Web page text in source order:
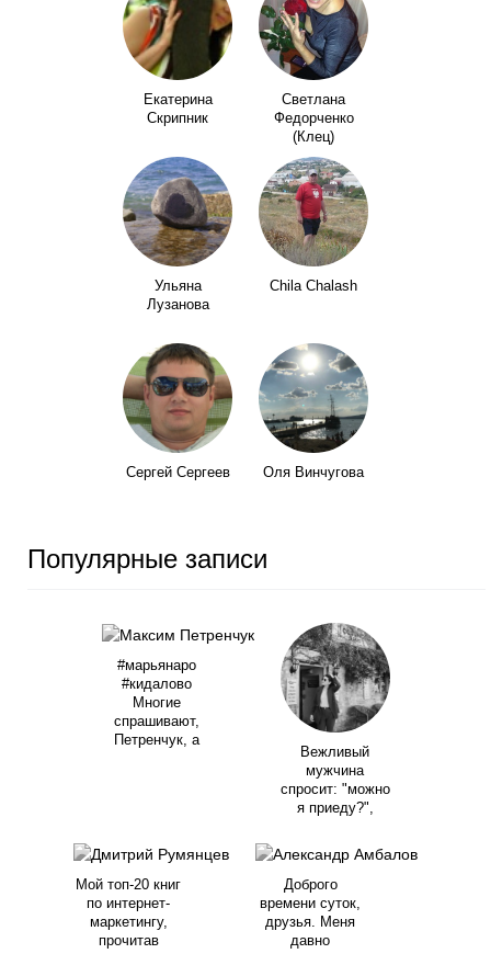
Екатерина
Скрипник
Светлана
Федорченко
(Клец)
Ульяна
Лузанова
Chila Chalash
Сергей Сергеев Оля Винчугова
Популярные записи
#марьянаро
#кидалово
Многие
спрашивают,
Петренчук, а
Вежливый
мужчина
спросит: "можно
я приеду?",
Мой топ-20 книг
по интернет-
маркетингу,
прочитав
Доброго
времени суток,
друзья. Меня
давно